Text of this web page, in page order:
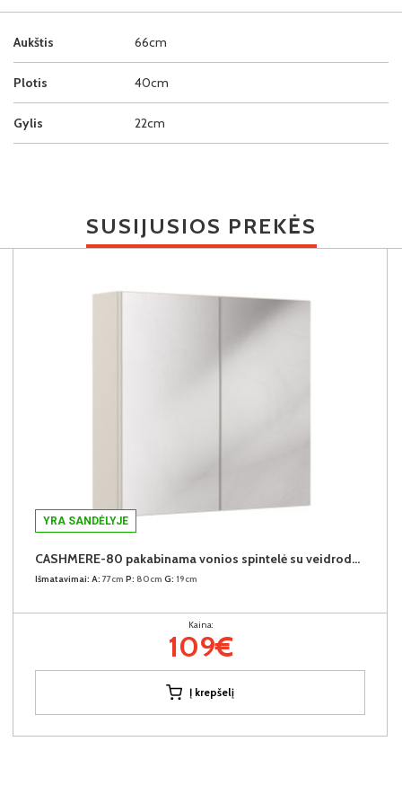
Aukštis 66cm
Plotis 40cm
Gylis 22cm
SUSIJUSIOS PREKĖS
YRA SANDĖLYJE
CASHMERE-80 pakabinama vonios spintelė su veidrodžiu
Išmatavimai: A: 77cm P: 80cm G: 19cm
Kaina:
109€
Į krepšelį